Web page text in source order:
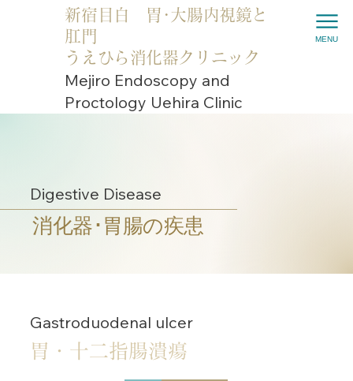
新宿目白 胃･大腸内視鏡と
肛門
うえひら消化器クリニック
Mejiro Endoscopy and
Proctology Uehira Clinic
MENU
Digestive Disease
消化器･胃腸の疾患
Gastroduodenal ulcer
胃・十二指腸潰瘍